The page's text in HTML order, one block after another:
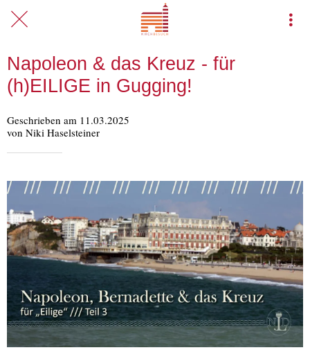
Napoleon & das Kreuz - für
(h)EILIGE in Gugging!
Geschrieben am 11.03.2025
von Niki Haselsteiner